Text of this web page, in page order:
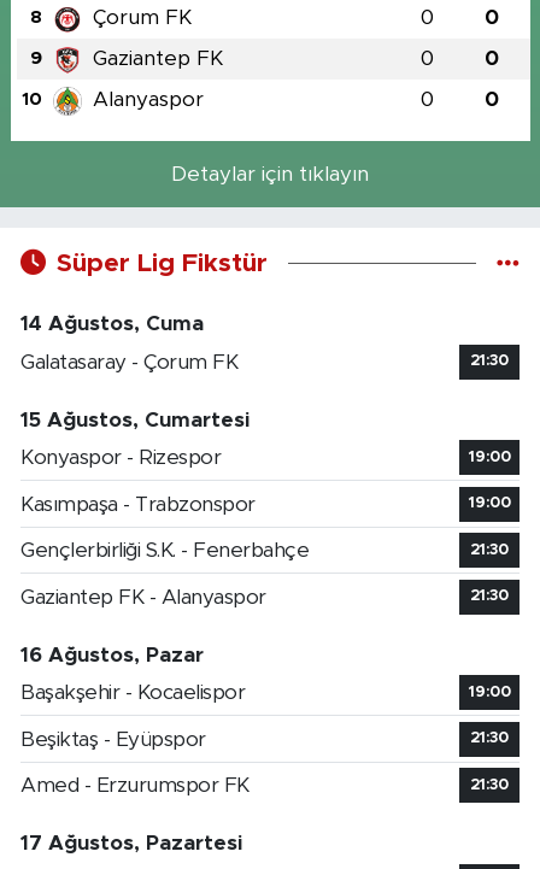
8 Çorum FK 0 0
9 Gaziantep FK 0 0
10 Alanyaspor 0 0
Detaylar için tıklayın
Süper Lig Fikstür
14 Ağustos, Cuma
Galatasaray - Çorum FK
21:30
15 Ağustos, Cumartesi
Konyaspor - Rizespor
19:00
Kasımpaşa - Trabzonspor 19:00
Gençlerbirliği S.K. - Fenerbahçe 21:30
Gaziantep FK - Alanyaspor 21:30
16 Ağustos, Pazar
Başakşehir - Kocaelispor
19:00
Beşiktaş - Eyüpspor 21:30
Amed - Erzurumspor FK 21:30
17 Ağustos, Pazartesi